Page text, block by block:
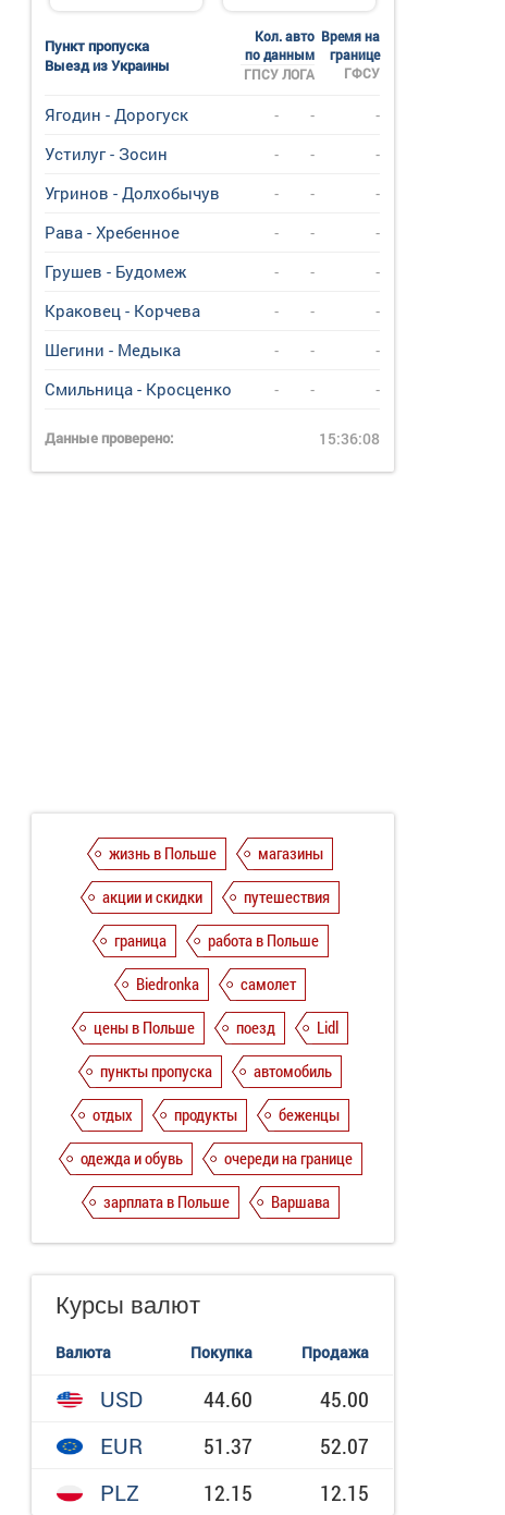
Пункт пропуска
Выезд из Украины
Кол. авто
по данным
Время на
границе
ГФСУ
ГПСУ ЛОГА
Ягодин - Дорогуск - -
-
Устилуг - Зосин
- -
-
Угринов - Долхобычув
- -
-
Рава - Хребенное
- -
-
Грушев - Будомеж
- -
-
Краковец - Корчева
- -
-
Шегини - Медыка
- -
-
Смильница - Кросценко
- - -
Данные проверено: 15:36:08
жизнь в Польше
магазины
акции и скидки
путешествия
граница
работа в Польше
Biedronka
самолет
цены в Польше
поезд
Lidl
пункты пропуска
автомобиль
отдых
продукты
беженцы
одежда и обувь
очереди на границе
зарплата в Польше
Варшава
Курсы валют
Валюта Покупка Продажа
USD 44.60
45.00
EUR
51.37
52.07
PLZ
12.15 12.15